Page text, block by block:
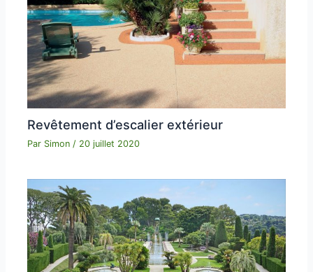
Revêtement d’escalier extérieur
Par Simon/ 20 juillet 2020